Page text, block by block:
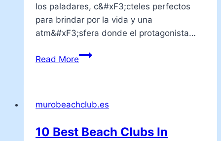
los paladares, c&#xF3;cteles perfectos
para brindar por la vida y una
atm&#xF3;sfera donde el protagonista…
Read MoreWebcam
de
HD
murobeachclub.es
10 Best Beach Clubs In